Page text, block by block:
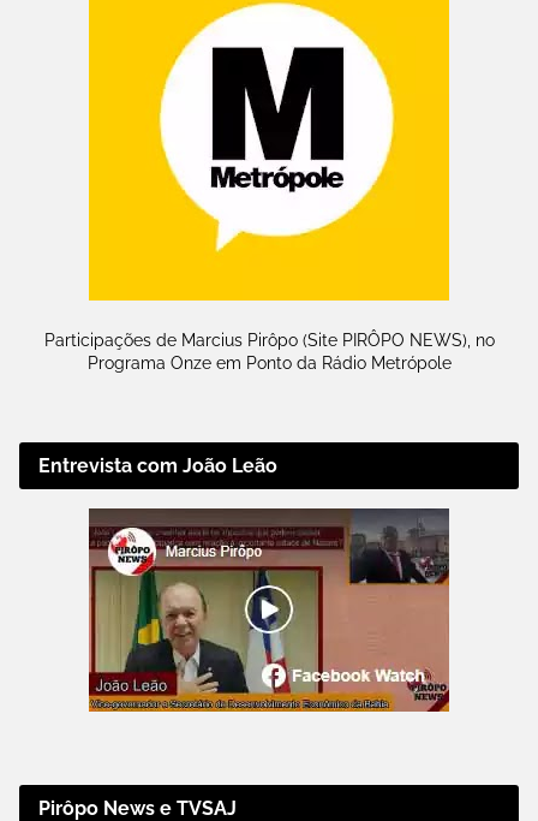
Participações de Marcius Pirôpo (Site PIRÔPO NEWS), no
Programa Onze em Ponto da Rádio Metrópole
Entrevista com João Leão
Pirôpo News e TVSAJ